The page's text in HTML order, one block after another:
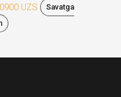
UZS
Savatga